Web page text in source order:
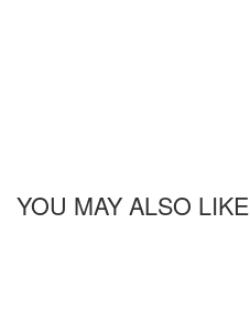
YOU MAY ALSO LIKE